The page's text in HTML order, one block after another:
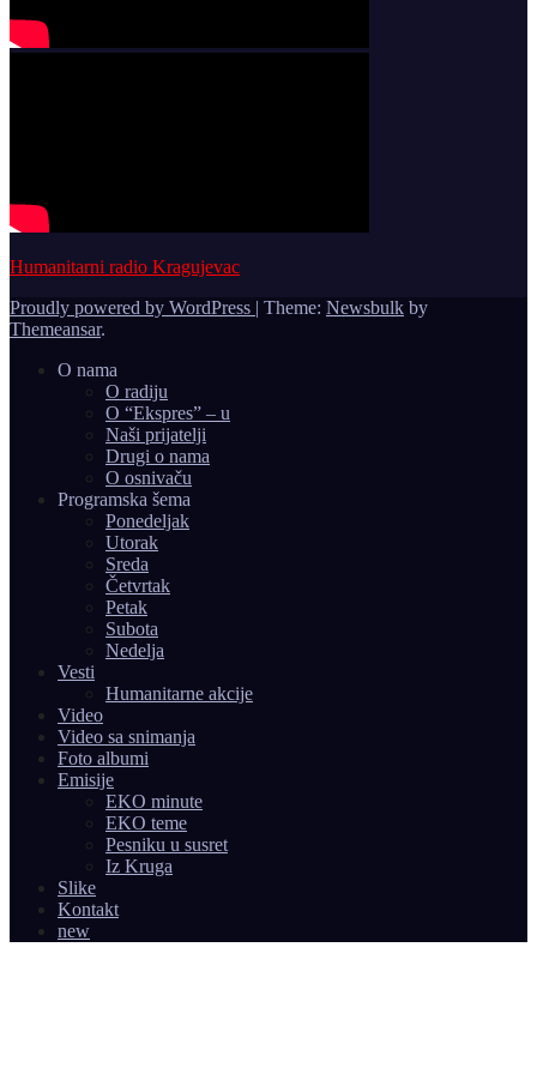
Humanitarni radio Kragujevac
Proudly powered by WordPress | Theme: Newsbulk by
Themeansar.
O nama
O radiju
O “Ekspres” – u
Naši prijatelji
Drugi o nama
O osnivaču
Programska šema
Ponedeljak
Utorak
Sreda
Četvrtak
Petak
Subota
Nedelja
Vesti
Humanitarne akcije
Video
Video sa snimanja
Foto albumi
Emisije
EKO minute
EKO teme
Pesniku u susret
Iz Kruga
Slike
Kontakt
new